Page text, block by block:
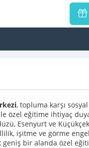
, topluma karşı
özel eğitime ihtiyaç
Esenyurt ve
işitme ve görme
bir alanda özel